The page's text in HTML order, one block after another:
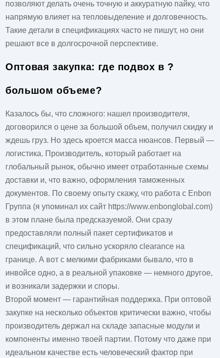
позволяют делать очень точную и аккуратную пайку, что
напрямую влияет на тепловыделение и долговечность.
Такие детали в спецификациях часто не пишут, но они
решают все в долгосрочной перспективе.
Оптовая закупка: где подвох в ?
большом объеме?
Казалось бы, что сложного: нашел производителя,
договорился о цене за большой объем, получил скидку и
ждешь груз. Но здесь кроется масса нюансов. Первый —
логистика. Производитель, который работает на
глобальный рынок, обычно имеет отработанные схемы
доставки и, что важно, оформления таможенных
документов. По своему опыту скажу, что работа с Enbon
Группа (я упоминал их сайт https://www.enbonglobal.com)
в этом плане была предсказуемой. Они сразу
предоставляли полный пакет сертификатов и
спецификаций, что сильно ускоряло clearance на
границе. А вот с мелкими фабриками бывало, что в
инвойсе одно, а в реальной упаковке — немного другое,
и возникали задержки и споры.
Второй момент — гарантийная поддержка. При оптовой
закупке на несколько объектов критически важно, чтобы
производитель держал на складе запасные модули и
компоненты именно твоей партии. Потому что даже при
идеальном качестве есть человеческий фактор при